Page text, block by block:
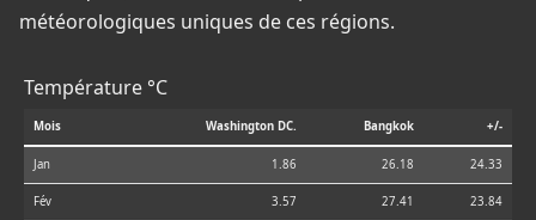
météorologiques uniques de ces régions.
Température °C
Mois Washington DC. Bangkok +/-
Jan 1.86 26.18 24.33
Fév 3.57 27.41 23.84